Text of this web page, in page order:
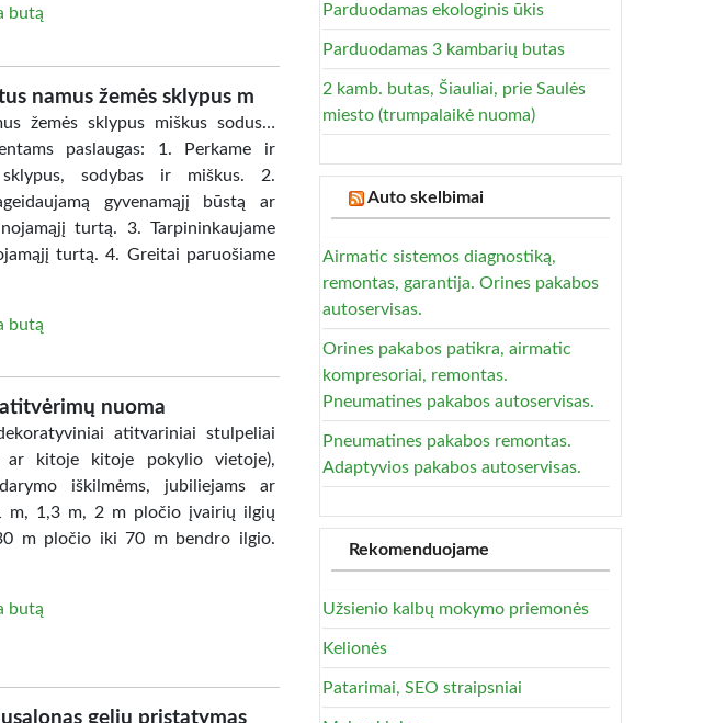
butą
namus žemės sklypus m
žemės sklypus miškus sodus…
paslaugas: 1. Perkame ir
sodybas ir miškus. 2.
gyvenamąjį būstą ar
turtą. 3. Tarpininkaujame
turtą. 4. Greitai paruošiame
butą
nuoma
atitvariniai stulpeliai
ar kitoje kitoje pokylio vietoje),
iškilmėms, jubiliejams ar
m, 1,3 m, 2 m pločio įvairių ilgių
m pločio iki 70 m bendro ilgio.
butą
geliu pristatymas
Parduodamas ekologinis ūkis
Parduodamas 3 kambarių butas
2 kamb. butas, Šiauliai, prie Saulės
miesto (trumpalaikė nuoma)
Auto skelbimai
Airmatic sistemos diagnostiką,
remontas, garantija. Orines pakabos
autoservisas.
Orines pakabos patikra, airmatic
kompresoriai, remontas.
Pneumatines pakabos autoservisas.
Pneumatines pakabos remontas.
Adaptyvios pakabos autoservisas.
Rekomenduojame
Užsienio kalbų mokymo priemonės
Kelionės
Patarimai, SEO straipsniai